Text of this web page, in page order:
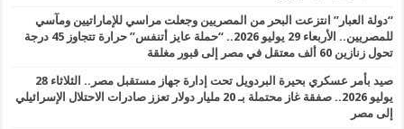
“دولة العبار” انتزعت البحر من المصريين وجعلت مراسي للإماراتيين ومآسي
للمصريين.. الأربعاء 29 يوليو 2026.. “حملة عايز أتنفس” حرارة تتجاوز 45 درجة
تحول زنازين 60 ألف معتقل في مصر إلى قبور مغلقة
صيد بأمر عسكري بحيرة البردويل تحت إدارة جهاز مستقبل مصر.. الثلاثاء 28
يوليو 2026.. صفقة غاز محتملة بـ 20 مليار دولار تعزز صادرات الاحتلال الإسرائيلي
إلى مصر